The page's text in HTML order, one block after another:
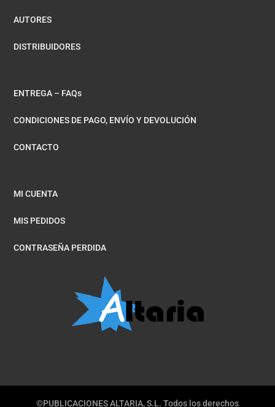
AUTORES
DISTRIBUIDORES
ENTREGA – FAQs
CONDICIONES DE PAGO, ENVÍO Y DEVOLUCIÓN
CONTACTO
MI CUENTA
MIS PEDIDOS
CONTRASEÑA PERDIDA
©PUBLICACIONES ALTARIA, S.L. Todos los derechos